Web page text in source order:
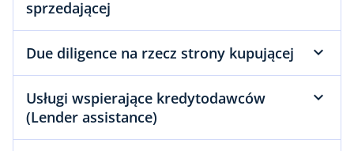
sprzedającej
Due diligence na rzecz strony kupującej
Usługi wspierające kredytodawców
(Lender assistance)